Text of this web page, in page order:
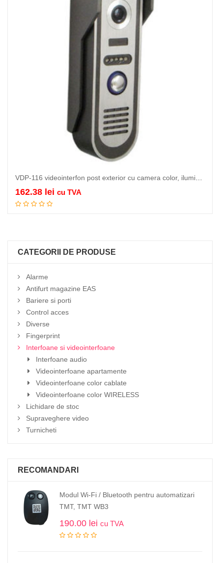
162.38 lei cu TVA
CATEGORII DE PRODUSE
Alarme
Antifurt magazine EAS
Bariere si porti
Control acces
Diverse
Fingerprint
Interfoane si videointerfoane
Interfoane audio
Videointerfoane apartamente
Videointerfoane color cablate
Videointerfoane color WIRELESS
Lichidare de stoc
Supraveghere video
Turnicheti
RECOMANDARI
Modul Wi-Fi / Bluetooth pentru automatizari
TMT, TMT WB3
190.00 lei cu TVA